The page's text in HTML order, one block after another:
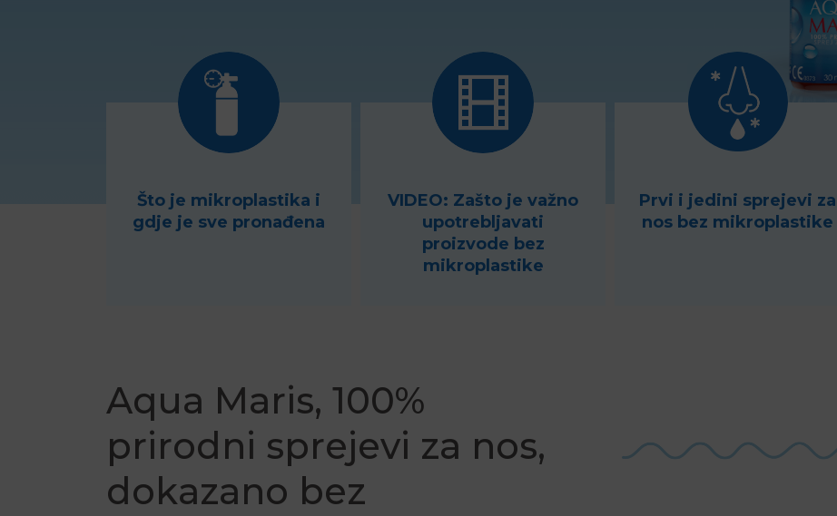
Što je mikroplastika i
gdje je sve pronađena
VIDEO: Zašto je važno
upotrebljavati
proizvode bez
mikroplastike
Prvi i jedini sprejevi za
nos bez mikroplastike
Aqua Maris, 100%
prirodni sprejevi za nos,
dokazano bez